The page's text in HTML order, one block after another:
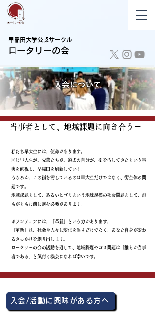
​ロータリーの会
早稲田大学公認サークル
当事者として、地域課題に向き合うー
私たち早大生には、使命があります。
同じ早大生が、先輩たちが、過去の自分が、街を汚してきたという事
実を直視し、早稲田を刷新していく。
​もちろん、この街を汚しているのは早大生だけではなく、街全体の問
題です。
地域課題として、あるいはゴミという地球規模の社会問題として、誰
もがともに前に進む必要があります。
ボランティアには、「革新」という力があります。
「革新」は、社会や人々に変化を促すだけでなく、あなた自身が変わ
るきっかけを創り出します。
ロータリーの会の活動を通して、地域課題やゴミ問題は「誰もが当事
者である」と気付く機会になれば幸いです。
入会/活動に興味がある方へ